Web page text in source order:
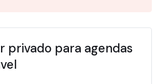
privado para agendas